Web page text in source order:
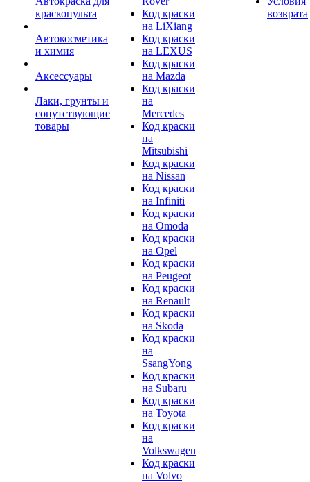
краскопульта
Автокосметика
и химия
Аксессуары
Лаки, грунты и
сопутствующие
товары
Код краски
на LiXiang
Код краски
на LEXUS
Код краски
на Mazda
Код краски
на
Mercedes
Код краски
на
Mitsubishi
Код краски
на Nissan
Код краски
на Infiniti
Код краски
на Omoda
Код краски
на Opel
Код краски
на Peugeot
Код краски
на Renault
Код краски
на Skoda
Код краски
на
SsangYong
Код краски
на Subaru
Код краски
на Toyota
Код краски
на
Volkswagen
Код краски
на Volvo
возврата